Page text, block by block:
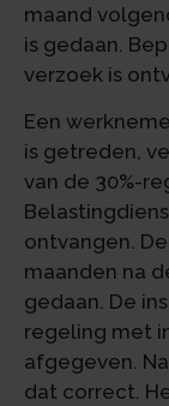
maand
is gedaan.
verzoek is
Een
is getreden,
van de 30%-
ontvangen.
maanden na
gedaan. De
regeling met
afgegeven.
dat correct.